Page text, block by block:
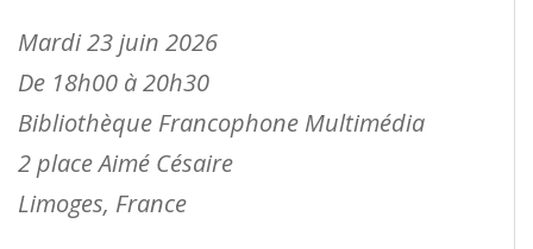
Mardi 23 juin 2026
De 18h00 à 20h30
Bibliothèque Francophone Multimédia
2 place Aimé Césaire
Limoges, France